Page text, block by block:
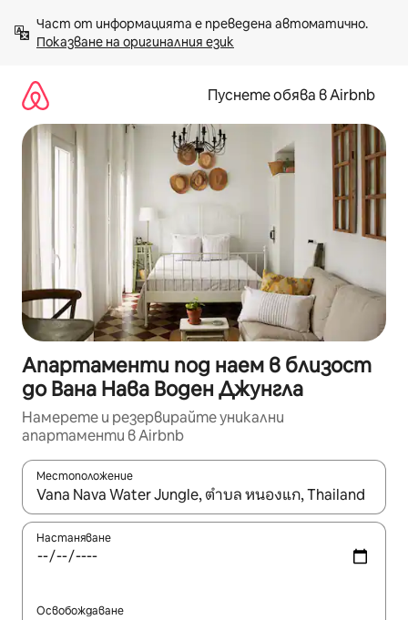
към
съдържанието
Показване на оригиналния език
Пуснете обява в Airbnb
Апартаменти под наем в близост
до Вана Нава Воден Джунгла
Намерете и резервирайте уникални
апартаменти в Airbnb
Местоположение
Когато резултатите се покажат, използвайте
Настаняване
Освобождаване